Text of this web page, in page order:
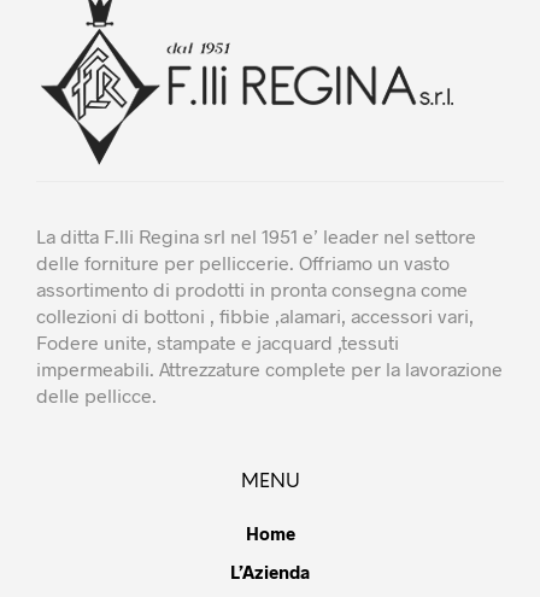
pagina
del
La ditta F.lli Regina srl nel 1951 e’ leader nel settore
delle forniture per pelliccerie. Offriamo un vasto
assortimento di prodotti in pronta consegna come
collezioni di bottoni , fibbie ,alamari, accessori vari,
Fodere unite, stampate e jacquard ,tessuti
impermeabili. Attrezzature complete per la lavorazione
delle pellicce.
MENU
Home
L’Azienda